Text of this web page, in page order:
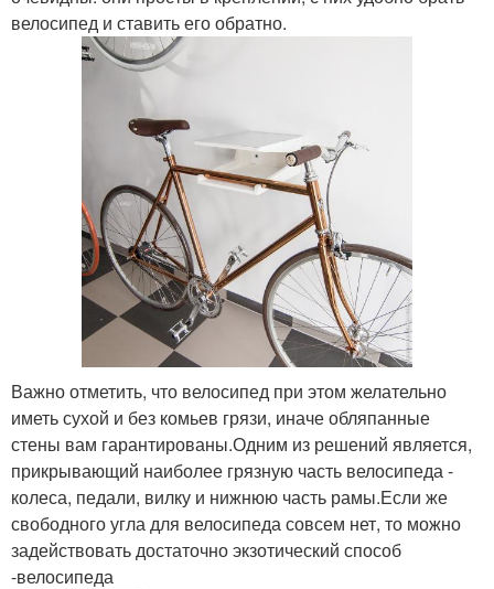
велосипед и ставить его обратно.
Важно отметить, что велосипед при этом желательно
иметь сухой и без комьев грязи, иначе обляпанные
стены вам гарантированы.Одним из решений является,
прикрывающий наиболее грязную часть велосипеда -
колеса, педали, вилку и нижнюю часть рамы.Если же
свободного угла для велосипеда совсем нет, то можно
задействовать достаточно экзотический способ
-велосипеда